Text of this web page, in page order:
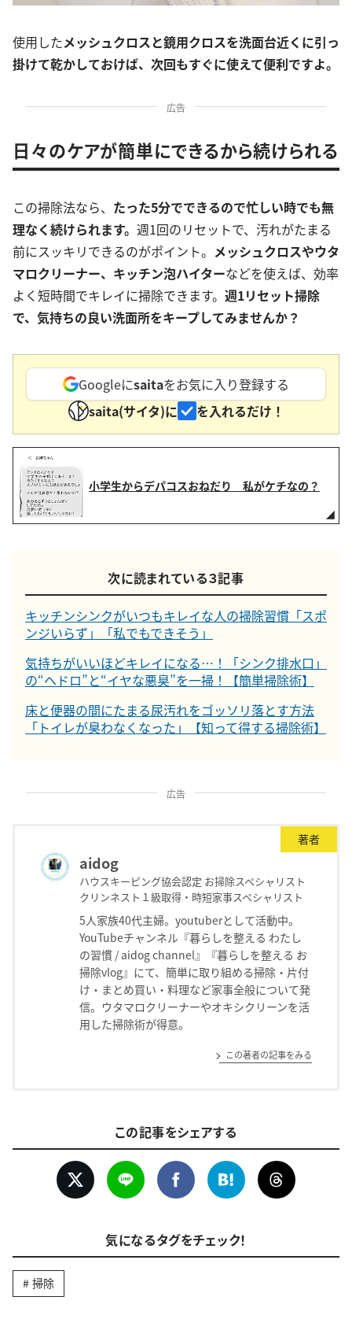
使用したメッシュクロスと鏡用クロスを洗面台近くに引っ
掛けて乾かしておけば、次回もすぐに使えて便利ですよ。
広告
日々のケアが簡単にできるから続けられる
この掃除法なら、 たった5分でできるので忙しい時でも無
理なく続けられます。 週1回のリセットで、汚れがたまる
前にスッキリできるのがポイント。 メッシュクロスやウタ
マロクリーナー、キッチン泡ハイターなどを使えば、効率
よく短時間でキレイに掃除できます。 週1リセット掃除
で、気持ちの良い洗面所をキープしてみませんか？
Googleにsaitaをお気に入り登録する
saita(サイタ)に
を入れるだけ！
小学生からデパコスおねだり 私がケチなの？
次に読まれている３記事
キッチンシンクがいつもキレイな人の掃除習慣「スポ
ンジいらず」「私でもできそう」
気持ちがいいほどキレイになる…！「シンク排水口」
の“ヘドロ”と“イヤな悪臭”を一掃！【簡単掃除術】
床と便器の間にたまる尿汚れをゴッソリ落とす方法
「トイレが臭わなくなった」【知って得する掃除術】
広告
著者
aidog
ハウスキーピング協会認定 お掃除スペシャリスト
クリンネスト１級取得・時短家事スペシャリスト
5人家族40代主婦。youtuberとして活動中。
YouTubeチャンネル『暮らしを整える わたし
の習慣 / aidog channel』『暮らしを整える お
掃除vlog』にて、簡単に取り組める掃除・片付
け・まとめ買い・料理など家事全般について発
信。ウタマロクリーナーやオキシクリーンを活
用した掃除術が得意。
この著者の記事をみる
この記事をシェアする
気になるタグをチェック！
掃除